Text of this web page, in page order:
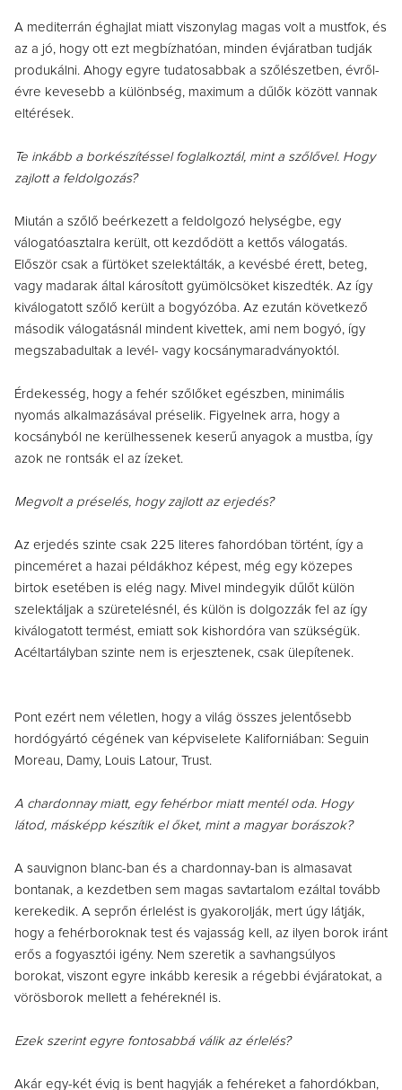
A mediterrán éghajlat miatt viszonylag magas volt a mustfok, és
az a jó, hogy ott ezt megbízhatóan, minden évjáratban tudják
produkálni. Ahogy egyre tudatosabbak a szőlészetben, évről-
évre kevesebb a különbség, maximum a dűlők között vannak
eltérések.
Te inkább a borkészítéssel foglalkoztál, mint a szőlővel. Hogy
zajlott a feldolgozás?
Miután a szőlő beérkezett a feldolgozó helységbe, egy
válogatóasztalra került, ott kezdődött a kettős válogatás.
Először csak a fürtöket szelektálták, a kevésbé érett, beteg,
vagy madarak által károsított gyümölcsöket kiszedték. Az így
kiválogatott szőlő került a bogyózóba. Az ezután következő
második válogatásnál mindent kivettek, ami nem bogyó, így
megszabadultak a levél- vagy kocsánymaradványoktól.
Érdekesség, hogy a fehér szőlőket egészben, minimális
nyomás alkalmazásával préselik. Figyelnek arra, hogy a
kocsányból ne kerülhessenek keserű anyagok a mustba, így
azok ne rontsák el az ízeket.
Megvolt a préselés, hogy zajlott az erjedés?
Az erjedés szinte csak 225 literes fahordóban történt, így a
pinceméret a hazai példákhoz képest, még egy közepes
birtok esetében is elég nagy. Mivel mindegyik dűlőt külön
szelektáljak a szüretelésnél, és külön is dolgozzák fel az így
kiválogatott termést, emiatt sok kishordóra van szükségük.
Acéltartályban szinte nem is erjesztenek, csak ülepítenek.
Pont ezért nem véletlen, hogy a világ összes jelentősebb
hordógyártó cégének van képviselete Kaliforniában: Seguin
Moreau, Damy, Louis Latour, Trust.
A chardonnay miatt, egy fehérbor miatt mentél oda. Hogy
látod, másképp készítik el őket, mint a magyar borászok?
A sauvignon blanc-ban és a chardonnay-ban is almasavat
bontanak, a kezdetben sem magas savtartalom ezáltal tovább
kerekedik. A seprőn érlelést is gyakorolják, mert úgy látják,
hogy a fehérboroknak test és vajasság kell, az ilyen borok iránt
erős a fogyasztói igény. Nem szeretik a savhangsúlyos
borokat, viszont egyre inkább keresik a régebbi évjáratokat, a
vörösborok mellett a fehéreknél is.
Ezek szerint egyre fontosabbá válik az érlelés?
Akár egy-két évig is bent hagyják a fehéreket a fahordókban,